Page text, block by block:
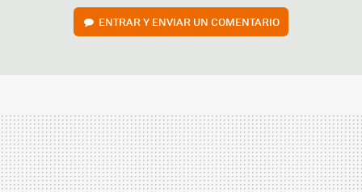
ENTRAR Y ENVIAR UN COMENTARIO